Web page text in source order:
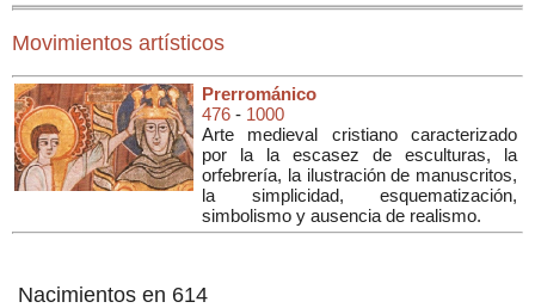
Movimientos artísticos
Prerrománico
476 - 1000
Arte medieval cristiano caracterizado
por la la escasez de esculturas, la
orfebrería, la ilustración de manuscritos,
la simplicidad, esquematización,
simbolismo y ausencia de realismo.
Nacimientos en 614